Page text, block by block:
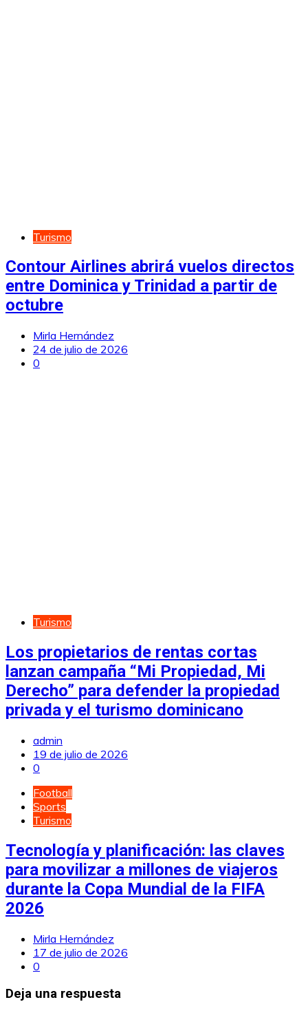
Turismo
Contour Airlines abrirá vuelos directos
entre Dominica y Trinidad a partir de
octubre
Mirla Hernández
24 de julio de 2026
0
Turismo
Los propietarios de rentas cortas
lanzan campaña “Mi Propiedad, Mi
Derecho” para defender la propiedad
privada y el turismo dominicano
admin
19 de julio de 2026
0
Football
Sports
Turismo
Tecnología y planificación: las claves
para movilizar a millones de viajeros
durante la Copa Mundial de la FIFA
2026
Mirla Hernández
17 de julio de 2026
0
Deja una respuesta